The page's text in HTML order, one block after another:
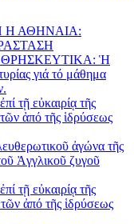
Η ΑΘΗΝΑΙΑ:
Ἡ
γιά τό μάθημα
τῇ εὐκαιρίᾳ τῆς
ἀπό τῆς ἱδρύσεως
ἀγώνα τῆς
Ἀγγλικοῦ ζυγοῦ
τῇ εὐκαιρίᾳ τῆς
ἀπό τῆς ἱδρύσεως